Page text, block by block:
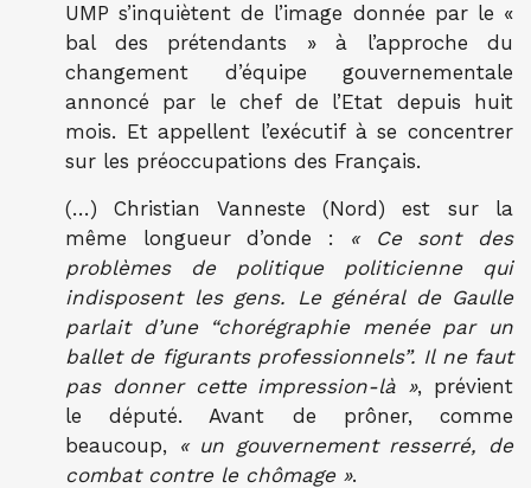
UMP s’inquiètent de l’image donnée par le «
bal des prétendants » à l’approche du
changement d’équipe gouvernementale
annoncé par le chef de l’Etat depuis huit
mois. Et appellent l’exécutif à se concentrer
sur les préoccupations des Français.
(…) Christian Vanneste (Nord) est sur la
même longueur d’onde : « Ce sont des
problèmes de politique politicienne qui
indisposent les gens. Le général de Gaulle
parlait d’une “chorégraphie menée par un
ballet de figurants professionnels”. Il ne faut
pas donner cette impression-là », prévient
le député. Avant de prôner, comme
beaucoup, « un gouvernement resserré, de
combat contre le chômage ».